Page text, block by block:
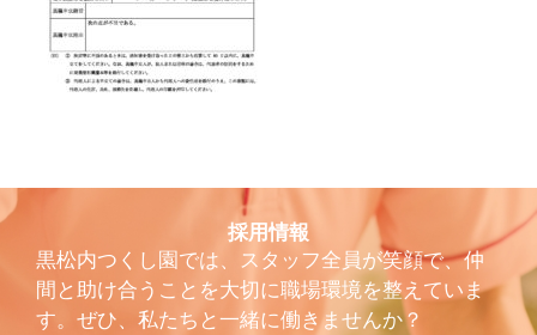
採用情報
黒松内つくし園では、スタッフ全員が笑顔で、仲
間と助け合うことを大切に職場環境を整えていま
す。ぜひ、私たちと一緒に働きませんか？